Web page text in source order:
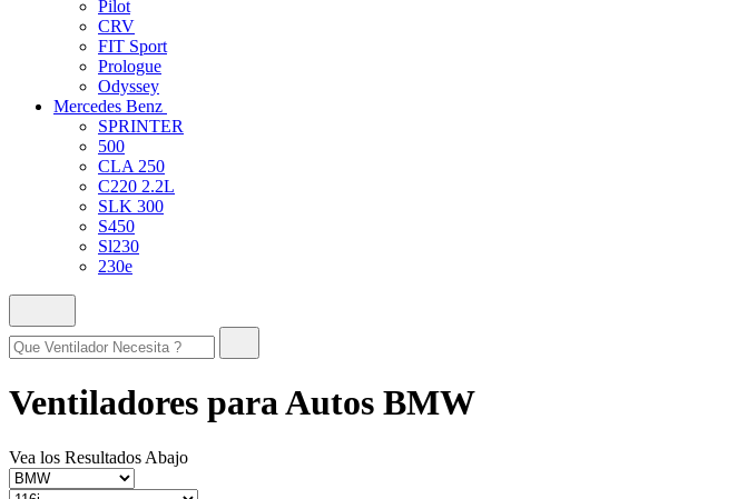
Pilot
CRV
FIT Sport
Prologue
Odyssey
Mercedes Benz
SPRINTER
500
CLA 250
C220 2.2L
SLK 300
S450
Sl230
230e
Ventiladores para Autos BMW
Vea los Resultados Abajo